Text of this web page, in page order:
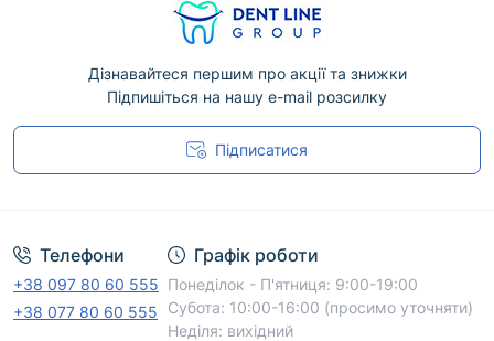
Дізнавайтеся першим про акції та знижки
Підпишіться на нашу e-mail розсилку
Підписатися
Телефони
+38 097 80 60 555
+38 077 80 60 555
Графік роботи
Понеділок - П'ятниця: 9:00-19:00
Субота: 10:00-16:00 (просимо уточняти)
Неділя: вихідний